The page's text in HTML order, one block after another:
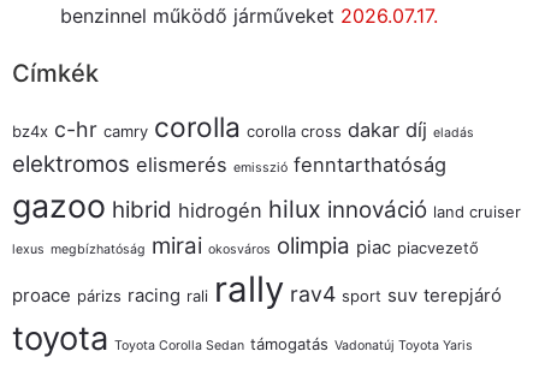
benzinnel működő járműveket 2026.07.17.
Címkék
bz4x c-hr camry corolla corolla cross dakar díj eladás
elektromos elismerés emisszió fenntarthatóság
gazoo hibrid hidrogén hilux innováció land cruiser
lexus megbízhatóság mirai okosváros olimpia piac piacvezető
proace párizs racing rali rally rav4 sport suv terepjáró
toyota Toyota Corolla Sedan támogatás Vadonatúj Toyota Yaris